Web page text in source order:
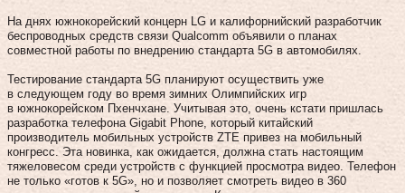
На днях южнокорейский концерн LG и калифорнийский разработчик
беспроводных средств связи Qualcomm объявили о планах
совместной работы по внедрению стандарта 5G в автомобилях.
Тестирование стандарта 5G планируют осуществить уже
в следующем году во время зимних Олимпийских игр
в южнокорейском Пхенчхане. Учитывая это, очень кстати пришлась
разработка телефона Gigabit Phone, который китайский
производитель мобильных устройств ZTE привез на мобильный
конгресс. Эта новинка, как ожидается, должна стать настоящим
тяжеловесом среди устройств с функцией просмотра видео. Телефон
не только «готов к 5G», но и позволяет смотреть видео в 360